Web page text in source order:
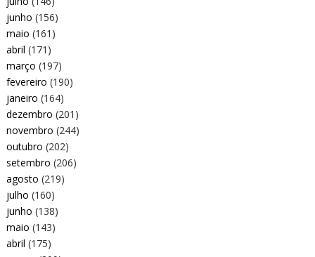
junho (156)
maio (161)
abril (171)
março (197)
fevereiro (190)
janeiro (164)
dezembro (201)
novembro (244)
outubro (202)
setembro (206)
agosto (219)
julho (160)
junho (138)
maio (143)
abril (175)